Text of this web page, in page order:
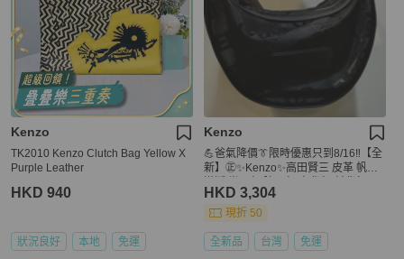
Kenzo
TK2010 Kenzo Clutch Bag Yellow X
Purple Leather
HKD 940
狀況良好 本地 免運
Kenzo
💪爸氣降價👔限時優惠只到8/16‼️【全
新】㊣✨Kenzo✨高田賢三 皮革 帆布
手精品/二手包/保證正品
HKD 3,304
現折 50
全新品 台灣 免運